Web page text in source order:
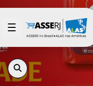
Skip to Main Content